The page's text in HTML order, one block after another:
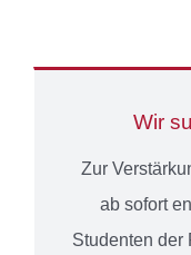
Wir
Zur
ab sofort
Studenten der